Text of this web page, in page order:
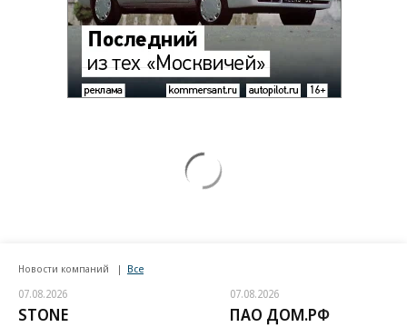
Новости компаний Все
07.08.2026
STONE
07.08.2026
ПАО ДОМ.РФ